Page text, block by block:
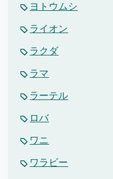
ヨトウムシ
ライオン
ラクダ
ラマ
ラーテル
ロバ
ワニ
ワラビー